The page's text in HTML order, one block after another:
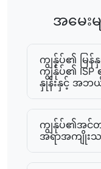
အမေးမ
ကျွန်ုပ်၏ မြ
ကျွန်ုပ်၏ ISP
နှုန်းနှင့် အဘယ်
ကျွန်ုပ်၏အင်
အရာအကျိုး